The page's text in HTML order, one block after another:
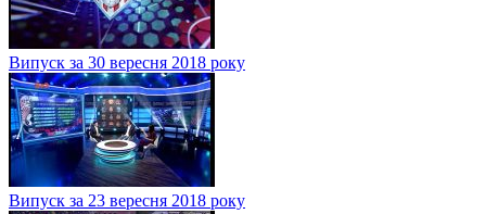
Випуск за 30 вересня 2018 року
Випуск за 23 вересня 2018 року